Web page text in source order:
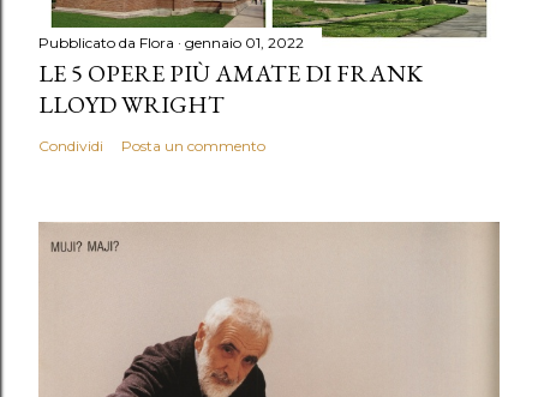
Pubblicato da Flora gennaio 01, 2022
LE 5 OPERE PIÙ AMATE DI FRANK
LLOYD WRIGHT
Condividi Posta un commento